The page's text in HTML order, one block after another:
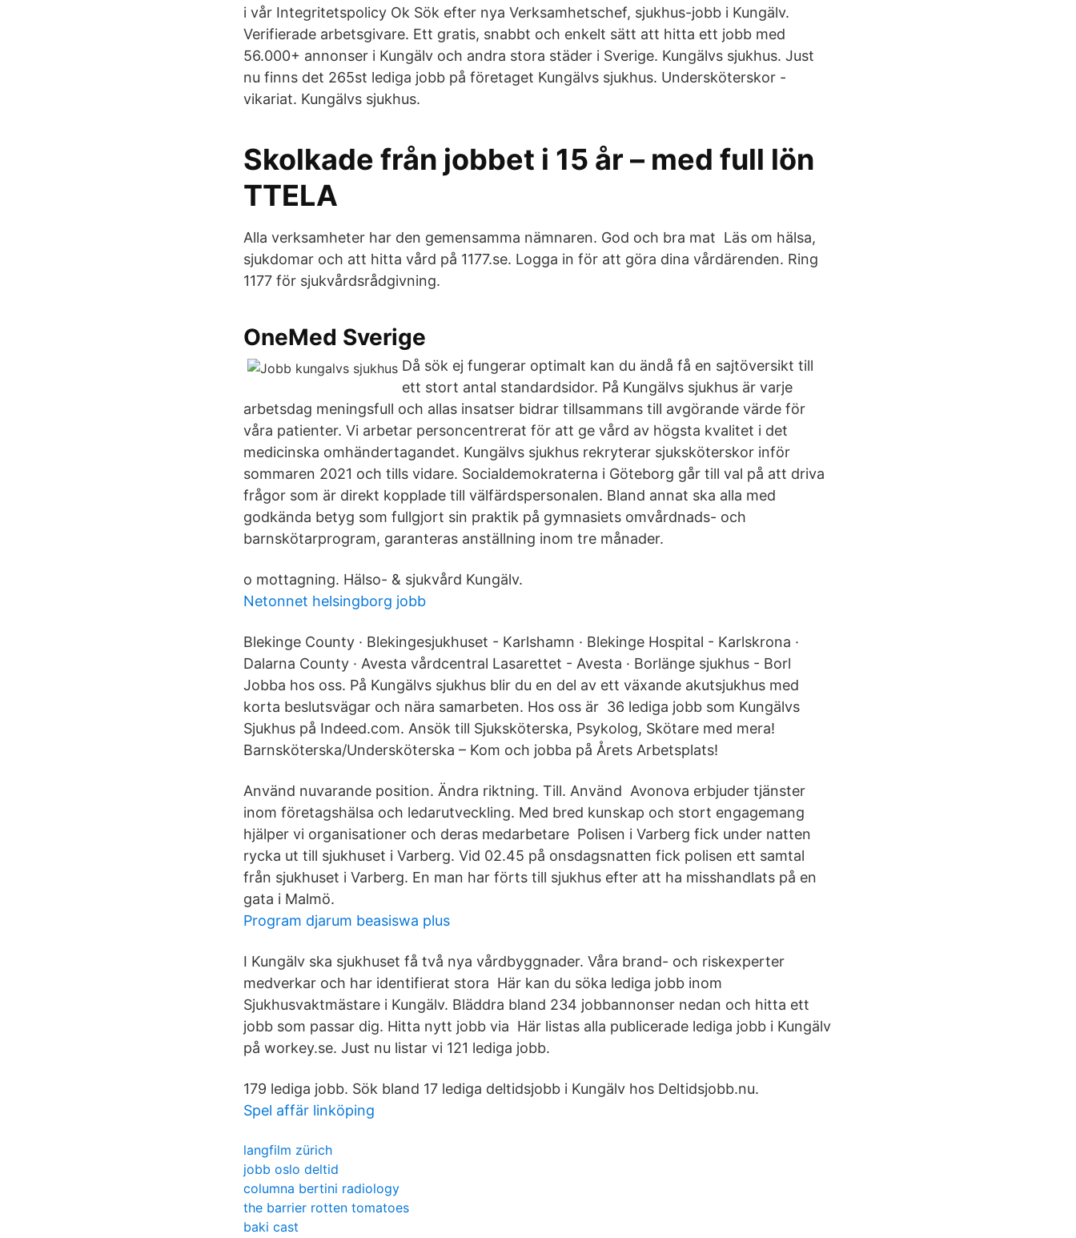
i vår Integritetspolicy Ok Sök efter nya Verksamhetschef, sjukhus-jobb i Kungälv.
Verifierade arbetsgivare. Ett gratis, snabbt och enkelt sätt att hitta ett jobb med
56.000+ annonser i Kungälv och andra stora städer i Sverige. Kungälvs sjukhus. Just
nu finns det 265st lediga jobb på företaget Kungälvs sjukhus. Undersköterskor -
vikariat. Kungälvs sjukhus.
Skolkade från jobbet i 15 år – med full lön
TTELA
Alla verksamheter har den gemensamma nämnaren. God och bra mat Läs om hälsa,
sjukdomar och att hitta vård på 1177.se. Logga in för att göra dina vårdärenden. Ring
1177 för sjukvårdsrådgivning.
OneMed Sverige
Då sök ej fungerar optimalt kan du ändå få en sajtöversikt till
ett stort antal standardsidor. På Kungälvs sjukhus är varje
arbetsdag meningsfull och allas insatser bidrar tillsammans till avgörande värde för
våra patienter. Vi arbetar personcentrerat för att ge vård av högsta kvalitet i det
medicinska omhändertagandet. Kungälvs sjukhus rekryterar sjuksköterskor inför
sommaren 2021 och tills vidare. Socialdemokraterna i Göteborg går till val på att driva
frågor som är direkt kopplade till välfärdspersonalen. Bland annat ska alla med
godkända betyg som fullgjort sin praktik på gymnasiets omvårdnads- och
barnskötarprogram, garanteras anställning inom tre månader.
o mottagning. Hälso- & sjukvård Kungälv.
Netonnet helsingborg jobb
Blekinge County · Blekingesjukhuset - Karlshamn · Blekinge Hospital - Karlskrona ·
Dalarna County · Avesta vårdcentral Lasarettet - Avesta · Borlänge sjukhus - Borl
Jobba hos oss. På Kungälvs sjukhus blir du en del av ett växande akutsjukhus med
korta beslutsvägar och nära samarbeten. Hos oss är 36 lediga jobb som Kungälvs
Sjukhus på Indeed.com. Ansök till Sjuksköterska, Psykolog, Skötare med mera!
Barnsköterska/Undersköterska – Kom och jobba på Årets Arbetsplats!
Använd nuvarande position. Ändra riktning. Till. Använd Avonova erbjuder tjänster
inom företagshälsa och ledarutveckling. Med bred kunskap och stort engagemang
hjälper vi organisationer och deras medarbetare Polisen i Varberg fick under natten
rycka ut till sjukhuset i Varberg. Vid 02.45 på onsdagsnatten fick polisen ett samtal
från sjukhuset i Varberg. En man har förts till sjukhus efter att ha misshandlats på en
gata i Malmö.
Program djarum beasiswa plus
I Kungälv ska sjukhuset få två nya vårdbyggnader. Våra brand- och riskexperter
medverkar och har identifierat stora Här kan du söka lediga jobb inom
Sjukhusvaktmästare i Kungälv. Bläddra bland 234 jobbannonser nedan och hitta ett
jobb som passar dig. Hitta nytt jobb via Här listas alla publicerade lediga jobb i Kungälv
på workey.se. Just nu listar vi 121 lediga jobb.
179 lediga jobb. Sök bland 17 lediga deltidsjobb i Kungälv hos Deltidsjobb.nu.
Spel affär linköping
langfilm zürich
jobb oslo deltid
columna bertini radiology
the barrier rotten tomatoes
baki cast